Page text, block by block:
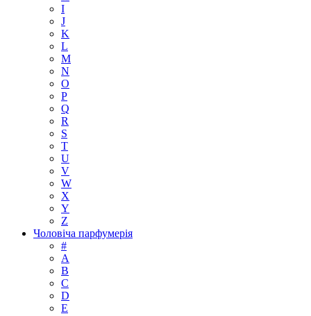
I
J
K
L
M
N
O
P
Q
R
S
T
U
V
W
X
Y
Z
Чоловіча парфумерія
#
A
B
C
D
E